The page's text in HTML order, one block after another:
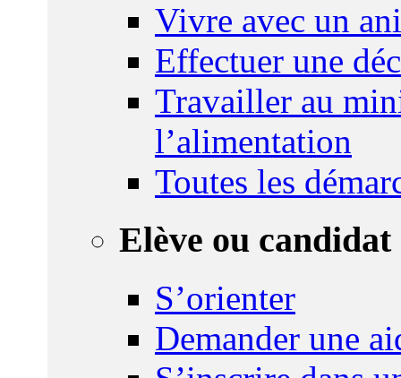
Vivre avec un
Effectuer une
Travailler au
l’alimentation
Toutes les
Elève ou candidat
S’orienter
Demander une